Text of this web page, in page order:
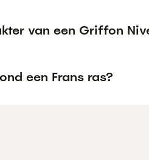
van een Griffon
een Frans ras?